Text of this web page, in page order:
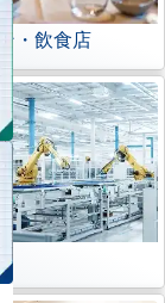
・飲食店